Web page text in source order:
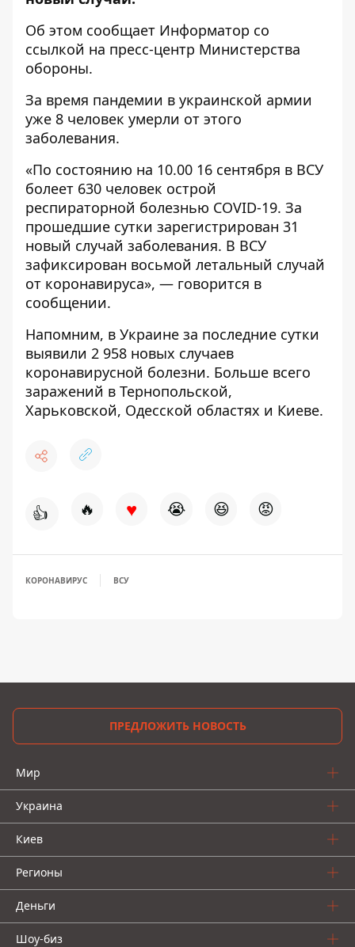
Об этом сообщает Информатор со
ссылкой на пресс-центр Министерства
обороны.
За время пандемии в украинской армии
уже 8 человек умерли от этого
заболевания.
«По состоянию на 10.00 16 сентября в ВСУ
болеет 630 человек острой
респираторной болезнью COVID-19. За
прошедшие сутки зарегистрирован 31
новый случай заболевания. В ВСУ
зафиксирован восьмой летальный случай
от коронавируса», — говорится в
сообщении.
Напомним, в Украине за последние сутки
выявили 2 958 новых случаев
коронавирусной болезни. Больше всего
заражений в Тернопольской,
Харьковской, Одесской областях и Киеве.
👍 🔥 ♥ 😭 😆 😡
КОРОНАВИРУС ВСУ
ПРЕДЛОЖИТЬ НОВОСТЬ
Мир
Украина
Киев
Регионы
Деньги
Шоу-биз